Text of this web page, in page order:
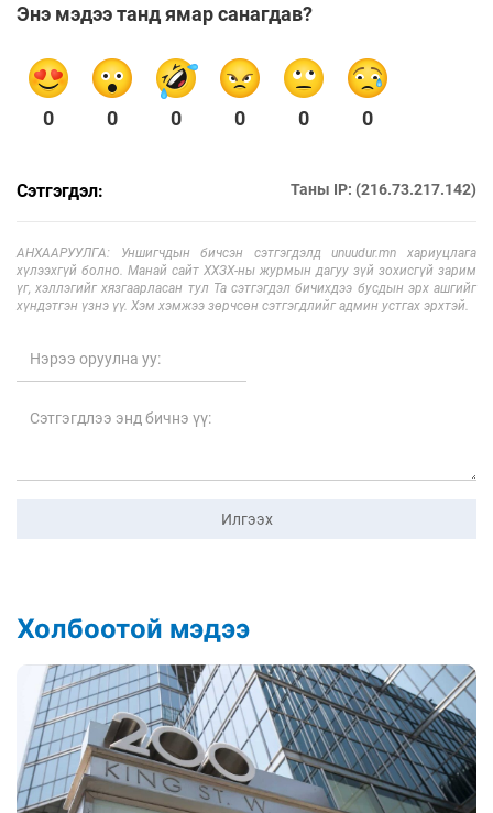
Энэ мэдээ танд ямар санагдав?
0 0 0 0 0 0
Сэтгэгдэл: Таны IP: (216.73.217.142)
АНХААРУУЛГА: Уншигчдын бичсэн сэтгэгдэлд unuudur.mn хариуцлага
хүлээхгүй болно. Манай сайт ХХЗХ-ны журмын дагуу зүй зохисгүй зарим
үг, хэллэгийг хязгаарласан тул Та сэтгэгдэл бичихдээ бусдын эрх ашгийг
хүндэтгэн үзнэ үү. Хэм хэмжээ зөрчсөн сэтгэгдлийг админ устгах эрхтэй.
Илгээх
Холбоотой мэдээ